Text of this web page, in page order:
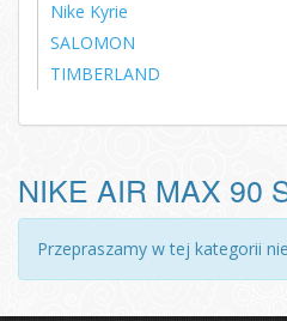
Nike Kyrie
SALOMON
TIMBERLAND
NIKE AIR MAX 90
Przepraszamy w tej kategorii